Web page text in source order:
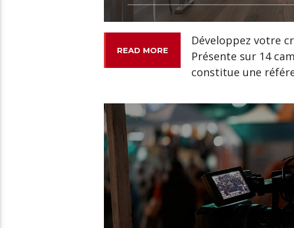
READ MORE
Développez votre
Présente sur 14
constitue une
00:47 READ TIME